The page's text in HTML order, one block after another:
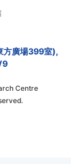
廣場399室),
Centre